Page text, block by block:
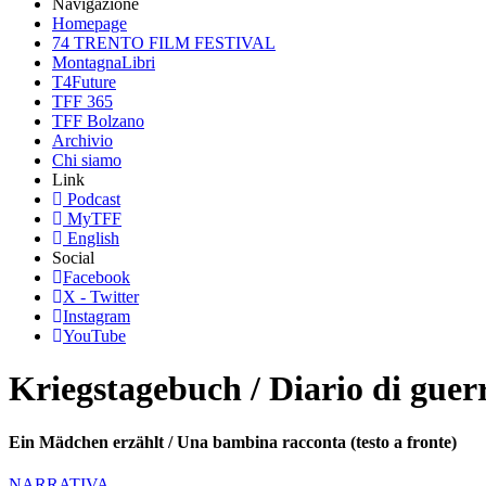
Navigazione
Homepage
74 TRENTO FILM FESTIVAL
MontagnaLibri
T4Future
TFF 365
TFF Bolzano
Archivio
Chi siamo
Link
Podcast
MyTFF
English
Social
Facebook
X - Twitter
Instagram
YouTube
Kriegstagebuch / Diario di
Ein Mädchen erzählt / Una bambina racconta (testo a fronte)